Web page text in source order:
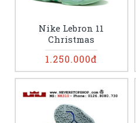
Nike Lebron 11
Christmas
1.250.000đ